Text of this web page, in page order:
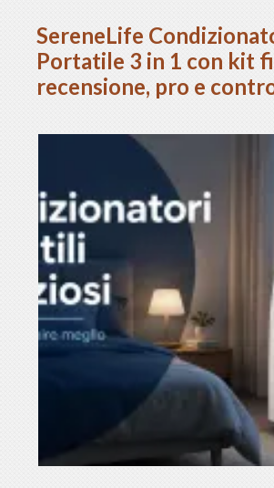
SereneLife
Portatile 3 in 1 con kit
recensione, pro e